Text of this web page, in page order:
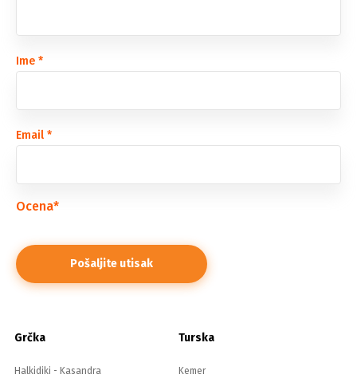
Ime *
Email *
Ocena*
Grčka
Halkidiki - Kasandra
Turska
Kemer